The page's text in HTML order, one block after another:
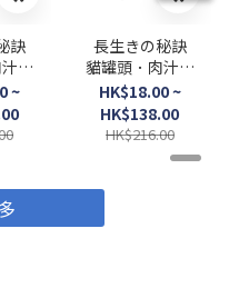
訣
湯
肉
~
長生きの秘訣
貓罐頭．肉汁湯
罐 吞拿魚口味
80g
HK$18.00 ~
HK$138.00
HK$216.00